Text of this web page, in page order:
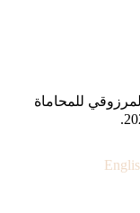
للمحاماة